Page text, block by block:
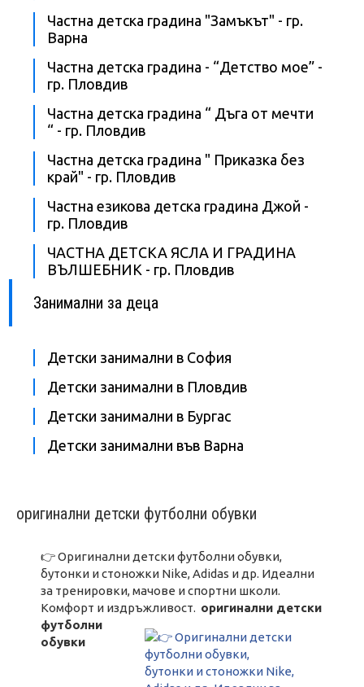
Частна детска градина "Замъкът" - гр.
Варна
Частна детска градина - “Детство мое” -
гр. Пловдив
Частна детска градина “ Дъга от мечти
“ - гр. Пловдив
Частна детска градина " Приказка без
край" - гр. Пловдив
Частна езикова детска градина Джой -
гр. Пловдив
ЧАСТНА ДЕТСКА ЯСЛА И ГРАДИНА
ВЪЛШЕБНИК - гр. Пловдив
Занимални за деца
Детски занимални в София
Детски занимални в Пловдив
Детски занимални в Бургас
Детски занимални във Варна
оригинални детски футболни обувки
👉 Оригинални детски футболни обувки,
бутонки и стоножки Nike, Adidas и др. Идеални
за тренировки, мачове и спортни школи.
Комфорт и издръжливост. оригинални детски
футболни
обувки